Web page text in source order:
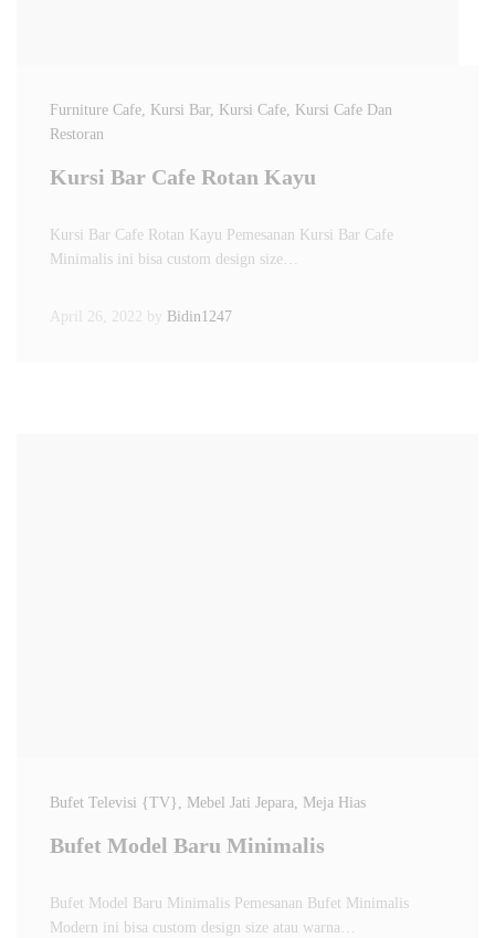
Furniture Cafe, Kursi Bar, Kursi Cafe, Kursi Cafe Dan
Restoran
Kursi Bar Cafe Rotan Kayu
Kursi Bar Cafe Rotan Kayu Pemesanan Kursi Bar Cafe
Minimalis ini bisa custom design size…
April 26, 2022 by Bidin1247
Bufet Televisi {TV} , Mebel Jati Jepara, Meja Hias
Bufet Model Baru Minimalis
Bufet Model Baru Minimalis Pemesanan Bufet Minimalis
Modern ini bisa custom design size atau warna…